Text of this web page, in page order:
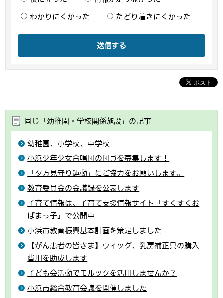
わかりにくかった たどり着きにくかった
送信する
同じ「幼稚園・学校関係施設」の記事
幼稚園、小学校、中学校
小浜少年少女合唱団の団員を募集します！
「夕方見守り運動」にご協力をお願いします。
教育委員会の会議録を公表します
子育て情報は、子育て支援情報サイト「すくすくお
ばまっ子」で公開中
小浜市教育振興基本計画を策定しました
【がん患者の皆さま】ウィッグ、乳房補正具の購入
費用を助成します
子ども会活動でモルックを活用しませんか？
小浜市総合教育会議を開催しました